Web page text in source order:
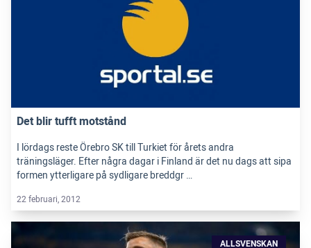
Det blir tufft motstånd
I lördags reste Örebro SK till Turkiet för årets andra
träningsläger. Efter några dagar i Finland är det nu dags att sipa
formen ytterligare på sydligare breddgr …
22 februari, 2012
ALLSVENSKAN